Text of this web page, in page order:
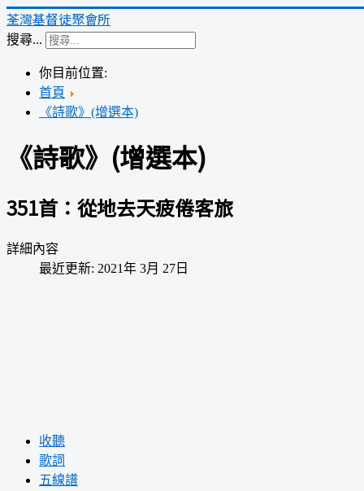
荃灣基督徒聚會所
搜尋...
你目前位置:
首頁
《詩歌》(增選本)
《詩歌》(增選本)
351首：從地去天疲倦客旅
詳細內容
最近更新: 2021年 3月 27日
收聽
歌詞
五線譜